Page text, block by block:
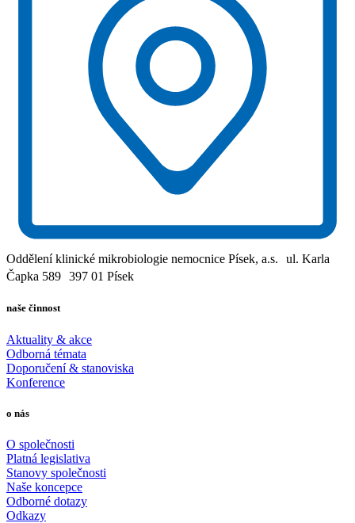
Oddělení klinické mikrobiologie nemocnice Písek, a.s. ul. Karla
Čapka 589 397 01 Písek
naše činnost
Aktuality & akce
Odborná témata
Doporučení & stanoviska
Konference
o nás
O společnosti
Platná legislativa
Stanovy společnosti
Naše koncepce
Odborné dotazy
Odkazy